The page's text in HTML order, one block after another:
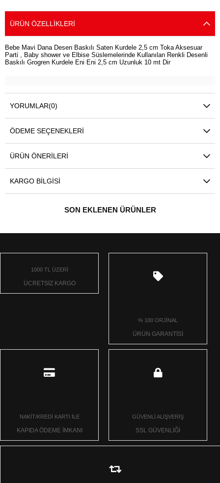
ÜRÜN ÖZELLIKLERI
Bebe Mavi Dana Desen Baskılı Saten Kurdele 2,5 cm Toka Aksesuar
Parti , Baby shower ve Elbise Süslemelerinde Kullanılan Renkli Desenli
Baskılı Grogren Kurdele Eni Eni 2,5 cm Uzunluk 10 mt Dir
YORUMLAR(0)
ÖDEME SEÇENEKLERI
ÜRÜN ÖNERILERI
KARGO BILGISI
SON EKLENEN ÜRÜNLER
1000 TL ÜZERİ
ÜCRETSİZ KARGO
% 100 ORJİNAL
ÜRÜN GARANTİSİ
NAKİT/KREDİ KARTI İLE
KAPIDA ÖDEME İMKANI
GÜVENLİ ALIŞVERİŞ
SSL GÜVENLİĞİ